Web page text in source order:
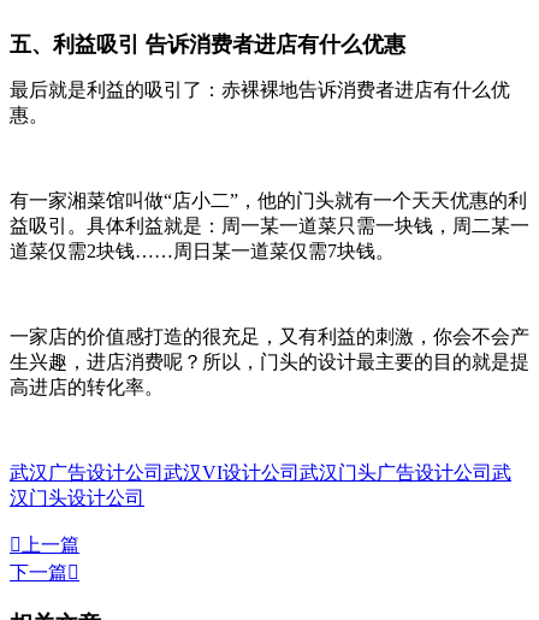
五、利益吸引 告诉消费者进店有什么优惠
最后就是利益的吸引了：赤裸裸地告诉消费者进店有什么优
惠。
有一家湘菜馆叫做“店小二”，他的门头就有一个天天优惠的利
益吸引。具体利益就是：周一某一道菜只需一块钱，周二某一
道菜仅需2块钱……周日某一道菜仅需7块钱。
一家店的价值感打造的很充足，又有利益的刺激，你会不会产
生兴趣，进店消费呢？所以，门头的设计最主要的目的就是提
高进店的转化率。
武汉广告设计公司 武汉VI设计公司 武汉门头广告设计公司 武
汉门头设计公司
 上一篇
下一篇